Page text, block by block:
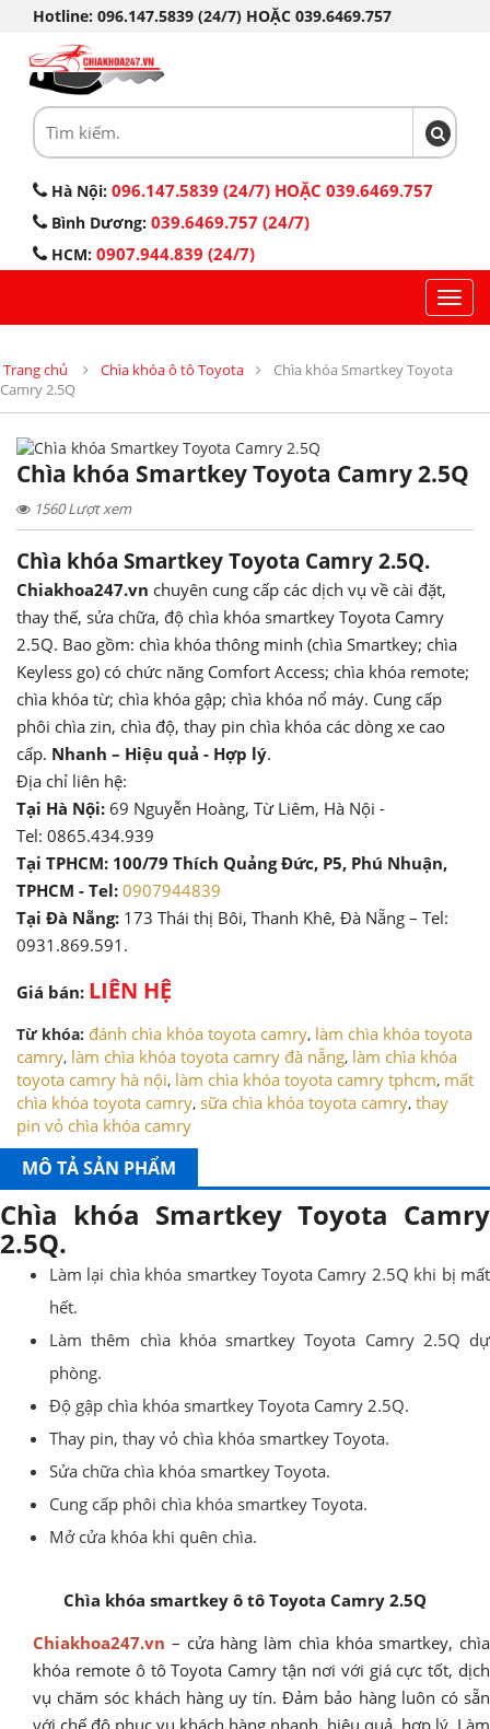
Hotline: 096.147.5839 (24/7) HOẶC 039.6469.757
Hà Nội: 096.147.5839 (24/7) HOẶC 039.6469.757
Bình Dương: 039.6469.757 (24/7)
HCM: 0907.944.839 (24/7)
Trang chủ Chìa khóa ô tô Toyota
Chìa khóa Smartkey Toyota
Camry 2.5Q
Chìa khóa Smartkey Toyota Camry 2.5Q
1560 Lượt xem
Chìa khóa Smartkey Toyota Camry 2.5Q.
Chiakhoa247.vn chuyên cung cấp các dịch vụ về cài đặt,
thay thế, sửa chữa, độ chìa khóa smartkey Toyota Camry
2.5Q. Bao gồm: chìa khóa thông minh (chìa Smartkey; chìa
Keyless go) có chức năng Comfort Access; chìa khóa remote;
chìa khóa từ; chìa khóa gập; chìa khóa nổ máy. Cung cấp
phôi chìa zin, chìa độ, thay pin chìa khóa các dòng xe cao
cấp. Nhanh – Hiệu quả - Hợp lý.
Địa chỉ liên hệ:
Tại Hà Nội: 69 Nguyễn Hoàng, Từ Liêm, Hà Nội -
Tel: 0865.434.939
Tại TPHCM: 100/79 Thích Quảng Đức, P5, Phú Nhuận,
TPHCM - Tel: 0907944839
Tại Đà Nẵng: 173 Thái thị Bôi, Thanh Khê, Đà Nẵng – Tel:
0931.869.591.
Giá bán: LIÊN HỆ
Từ khóa: đánh chìa khóa toyota camry, làm chìa khóa toyota
camry, làm chìa khóa toyota camry đà nẵng, làm chìa khóa
toyota camry hà nội, làm chìa khóa toyota camry tphcm, mất
chìa khóa toyota camry, sữa chìa khóa toyota camry, thay
pin vỏ chìa khóa camry
MÔ TẢ SẢN PHẨM
Chìa khóa Smartkey Toyota Camry
2.5Q.
Làm lại chìa khóa smartkey Toyota Camry 2.5Q khi bị mất
hết.
Làm thêm chìa khóa smartkey Toyota Camry 2.5Q dự
phòng.
Độ gập chìa khóa smartkey Toyota Camry 2.5Q.
Thay pin, thay vỏ chìa khóa smartkey Toyota.
Sửa chữa chìa khóa smartkey Toyota.
Cung cấp phôi chìa khóa smartkey Toyota.
Mở cửa khóa khi quên chìa.
Chìa khóa smartkey ô tô Toyota Camry 2.5Q
Chiakhoa247.vn – cửa hàng làm chìa khóa smartkey, chìa
khóa remote ô tô Toyota Camry tận nơi với giá cực tốt, dịch
vụ chăm sóc khách hàng uy tín. Đảm bảo hàng luôn có sẵn
với chế độ phục vụ khách hàng nhanh, hiệu quả, hợp lý. Làm